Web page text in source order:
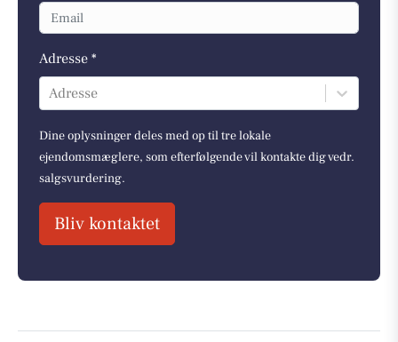
Adresse *
Adresse
Dine oplysninger deles med op til tre lokale
ejendomsmæglere, som efterfølgende vil kontakte dig vedr.
salgsvurdering.
Bliv kontaktet